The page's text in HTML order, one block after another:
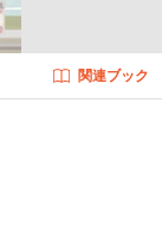
ーデザイン:渡辺敦子
関連ブック